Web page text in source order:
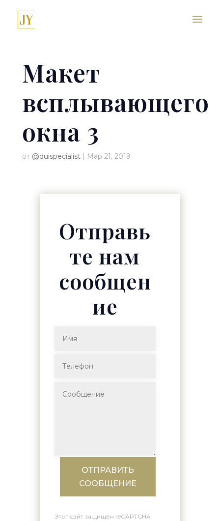
Макет
всплывающего
окна 3
от @duispecialist| Мар 21, 2019
Отправь
те нам
сообщен
ие
ОТПРАВИТЬ
СООБЩЕНИЕ
Этот сайт защищен reCAPTCHA